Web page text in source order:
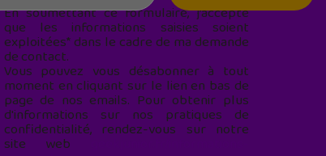
En soumettant ce formulaire, j’accepte
que les informations saisies soient
exploitées* dans le cadre de ma demande
de contact.
Vous pouvez vous désabonner à tout
moment en cliquant sur le lien en bas de
page de nos emails. Pour obtenir plus
d'informations sur nos pratiques de
confidentialité, rendez-vous sur notre
site web